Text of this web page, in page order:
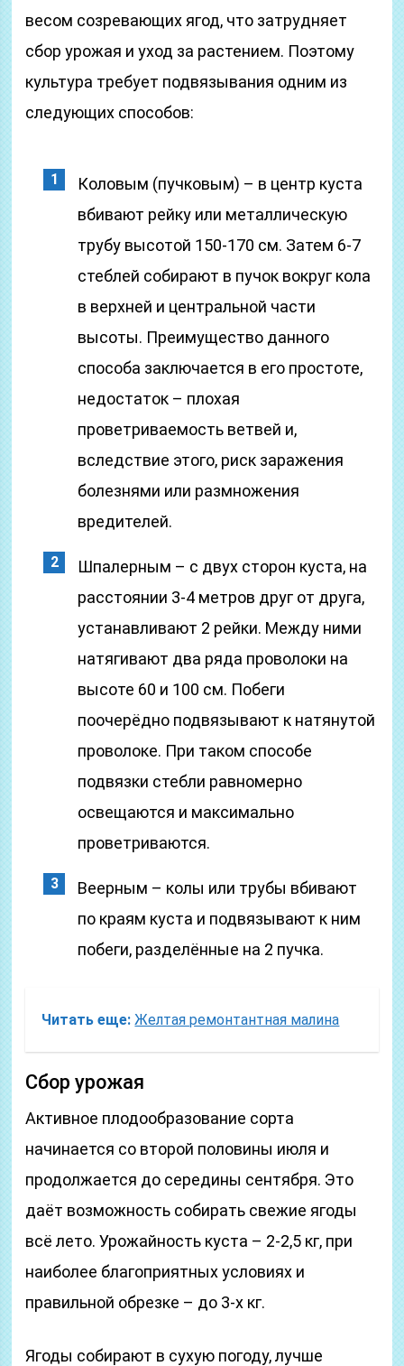
весом созревающих ягод, что затрудняет
сбор урожая и уход за растением. Поэтому
культура требует подвязывания одним из
следующих способов:
Коловым (пучковым) – в центр куста
вбивают рейку или металлическую
трубу высотой 150-170 см. Затем 6-7
стеблей собирают в пучок вокруг кола
в верхней и центральной части
высоты. Преимущество данного
способа заключается в его простоте,
недостаток – плохая
проветриваемость ветвей и,
вследствие этого, риск заражения
болезнями или размножения
вредителей.
Шпалерным – с двух сторон куста, на
расстоянии 3-4 метров друг от друга,
устанавливают 2 рейки. Между ними
натягивают два ряда проволоки на
высоте 60 и 100 см. Побеги
поочерёдно подвязывают к натянутой
проволоке. При таком способе
подвязки стебли равномерно
освещаются и максимально
проветриваются.
Веерным – колы или трубы вбивают
по краям куста и подвязывают к ним
побеги, разделённые на 2 пучка.
Читать еще: Желтая ремонтантная малина
Сбор урожая
Активное плодообразование сорта
начинается со второй половины июля и
продолжается до середины сентября. Это
даёт возможность собирать свежие ягоды
всё лето. Урожайность куста – 2-2,5 кг, при
наиболее благоприятных условиях и
правильной обрезке – до 3-х кг.
Ягоды собирают в сухую погоду, лучше